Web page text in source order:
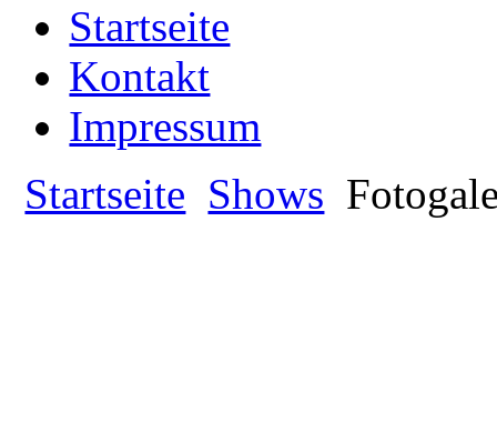
Startseite
Kontakt
Impressum
Startseite Shows